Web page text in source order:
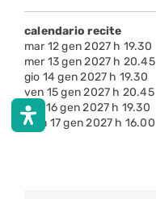
calendario recite
mar 12 gen 2027 h 19.30
mer 13 gen 2027 h 20.45
gio 14 gen 2027 h 19.30
ven 15 gen 2027 h 20.45
sab 16 gen 2027 h 19.30
dom 17 gen 2027 h 16.00